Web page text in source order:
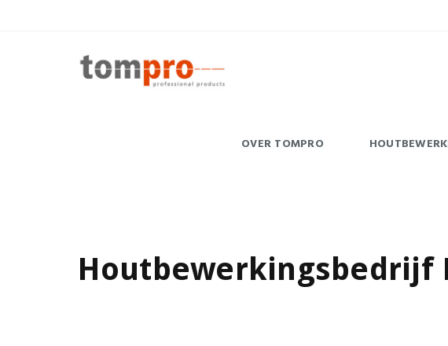
OVER TOMPRO
Houtbewerkingsbedrijf